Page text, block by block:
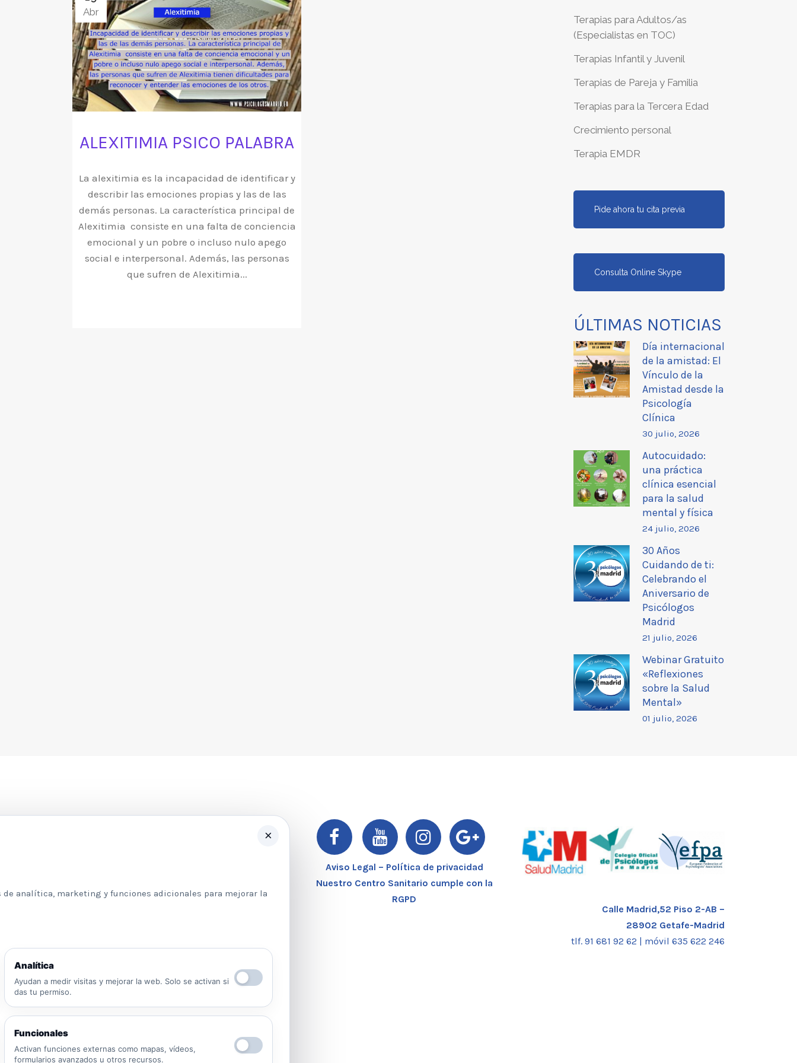
Abr
ALEXITIMIA PSICO PALABRA
La alexitimia es la incapacidad de identificar y
describir las emociones propias y las de las
demás personas. La característica principal de
Alexitimia consiste en una falta de conciencia
emocional y un pobre o incluso nulo apego
social e interpersonal. Además, las personas
que sufren de Alexitimia...
Terapias para Adultos/as
(Especialistas en TOC)
Terapias Infantil y Juvenil
Terapias de Pareja y Familia
Terapias para la Tercera Edad
Crecimiento personal
Terapia EMDR
Pide ahora tu cita previa
Consulta Online Skype
ÚLTIMAS NOTICIAS
Día internacional
de la amistad: El
Vínculo de la
Amistad desde la
Psicología
Clínica
30 julio, 2026
Autocuidado:
una práctica
clínica esencial
para la salud
mental y física
24 julio, 2026
30 Años
Cuidando de ti:
Celebrando el
Aniversario de
Psicólogos
Madrid
21 julio, 2026
Webinar Gratuito
«Reflexiones
sobre la Salud
Mental»
01 julio, 2026
Responsable: Psicologos Madrid. Finalidad:
atender tu solicitud y responder a tu mensaje.
obligación legal o proveedores necesarios para
prestar el servicio. Derechos: puedes solicitar
acceso, rectificación, supresión, oposición,
Aviso Legal – Política de privacidad
Nuestro Centro Sanitario cumple con la
RGPD
Calle Madrid,52 Piso 2-AB –
28902 Getafe-Madrid
tlf. 91 681 92 62 | móvil 635 622 246
×
analítica, marketing y funciones adicionales para mejorar la
Analítica
Ayudan a medir visitas y mejorar la web. Solo se activan si
das tu permiso.
Funcionales
Activan funciones externas como mapas, vídeos,
formularios avanzados u otros recursos.